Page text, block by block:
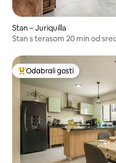
Stan – Juriquilla
Stan s terasom 20 min od
Među najviše rangiranima s
Odabrali gosti